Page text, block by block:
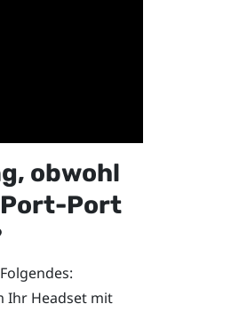
obwohl
-Port
Ihr Headset mit